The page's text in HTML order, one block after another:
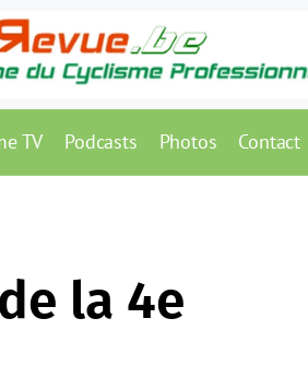
TV Podcasts Photos Contact
la 4e